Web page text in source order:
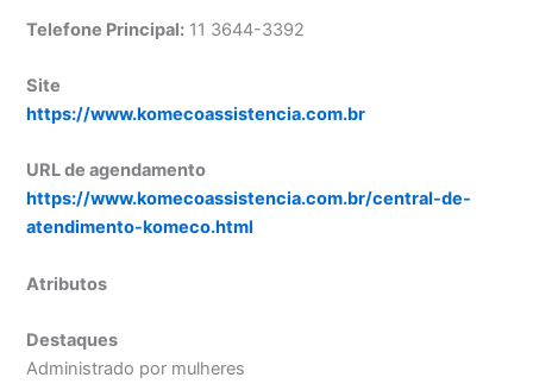
Telefone Principal: 11 3644-3392
Site
https://www.komecoassistencia.com.br
URL de agendamento
https://www.komecoassistencia.com.br/central-de-
atendimento-komeco.html
Atributos
Destaques
Administrado por mulheres